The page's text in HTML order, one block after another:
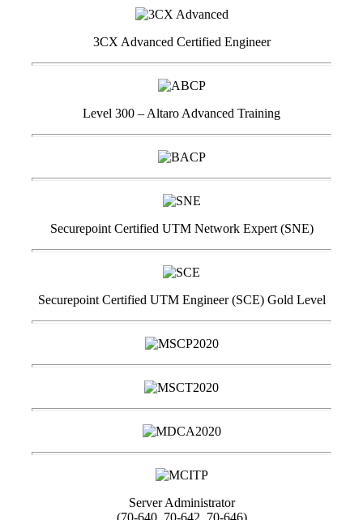
3CX Advanced Certified Engineer
Level 300 – Altaro Advanced Training
Securepoint Certified UTM Network Expert (SNE)
Securepoint Certified UTM Engineer (SCE) Gold Level
Server Administrator
(70-640, 70-642, 70-646)